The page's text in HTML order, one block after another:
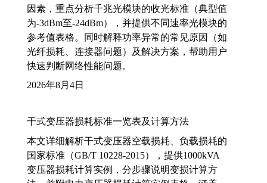
因素，重点分析千兆光模块的收光标准（典型值
为-3dBm至-24dBm），并提供不同速率光模块的
参考值表格。同时解释功率异常的常见原因（如
光纤损耗、连接器问题）及解决方案，帮助用户
快速判断网络性能问题。
2026年8月4日
干式变压器损耗标准一览表及计算方法
本文详细解析干式变压器空载损耗、负载损耗的
国家标准（GB/T 10228-2015），提供1000kVA
变压器损耗计算实例，分步骤说明变损计算方